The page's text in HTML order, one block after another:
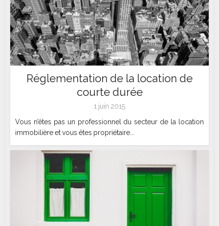
Réglementation de la location de
courte durée
1 juin 2015
Vous n’êtes pas un professionnel du secteur de la location
immobilière et vous êtes propriétaire...